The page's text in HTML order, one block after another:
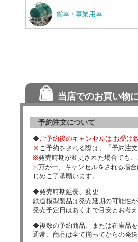
貨車・事業用車
当店でのお買い物
予約注文について
◆ご予約後のキャンセルは お受け
※ ご予約をされる際は、「予約注
※発売時期が変更された場合でも
※万が一、キャンセルをされる場
じめご了承願います。
◆発売時期延長、変更
鉄道模型製品は発売延期の可能性が
発売予定日はあくまで目安とお考え
◆複数の予約商品、または在庫品
通常、商品は全て揃ってからの発